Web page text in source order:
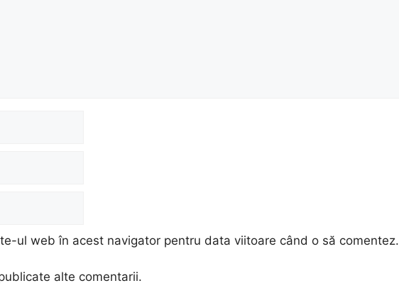
ul web în acest navigator pentru data viitoare când o să comentez.
alte comentarii.